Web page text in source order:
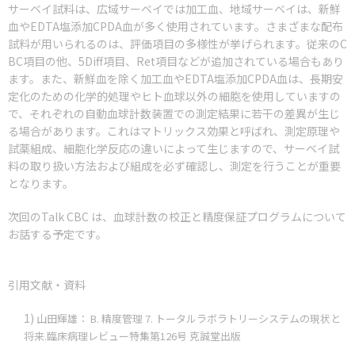
サーベイ試料は、広域サーベイでは加工血、地域サーベイは、新鮮
血やEDTA塩添加CPDA血が多く使用されています。さまざまな配布
試料が用いられるのは、評価項目の多様性が挙げられます。従来のC
BC項目の他、5Diff項目、Ret項目などが追加されている場合もあり
ます。また、新鮮血を除く加工血やEDTA塩添加CPDA血は、長期安
定化のための化学的処理やヒト血球以外の細胞を使用していますの
で、それぞれの自動血球計数装置での測定結果に若干の差異が生じ
る場合があります。これはマトリックス効果と呼ばれ、測定原理や
試薬組成、細胞化学反応の違いによって生じますので、サーベイ試
料の取り扱い方法および組成を必ず確認し、測定を行うことが重要
となります。
次回のTalk CBC は、血球計数の校正と精度保証プログラムについて
お話する予定です。
引用文献・資料
山田輝雄： B. 精度管理 7. トータルラボラトリーシステムの現状と
将来.臨床病理レビュー特集第126号 克誠堂出版